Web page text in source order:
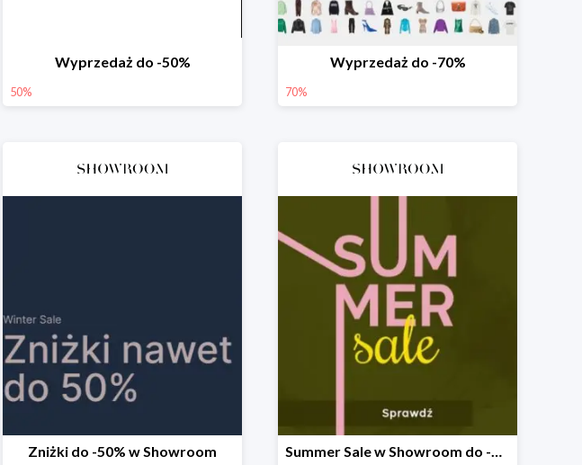
Wyprzedaż do -50%
50%
Wyprzedaż do -70%
70%
Zniżki do -50% w Showroom Summer Sale w Showroom do -60%